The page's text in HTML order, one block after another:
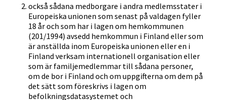
också sådana medborgare i andra medlemsstater i
Europeiska unionen som senast på valdagen fyller
18 år och som har i lagen om hemkommunen
(201/1994) avsedd hemkommun i Finland eller som
är anställda inom Europeiska unionen eller en i
Finland verksam internationell organisation eller
som är familjemedlemmar till sådana personer,
om de bor i Finland och om uppgifterna om dem på
det sätt som föreskrivs i lagen om
befolkningsdatasystemet och